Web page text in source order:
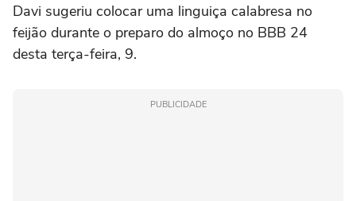
Davi sugeriu colocar uma linguiça calabresa no
feijão durante o preparo do almoço no BBB 24
desta terça-feira, 9.
PUBLICIDADE